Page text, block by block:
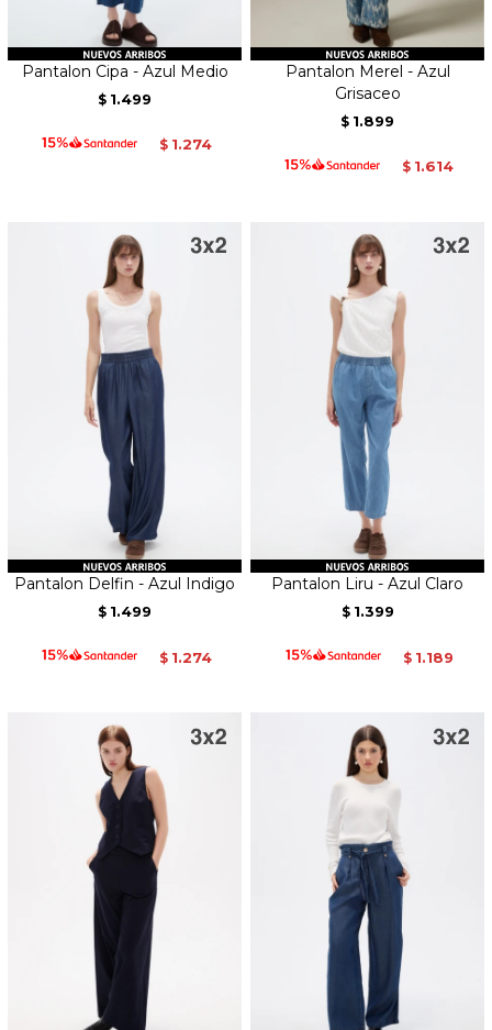
Pantalon Cipa - Azul Medio
$ 1.499
$ 1.274
Pantalon Merel - Azul
Grisaceo
$ 1.899
$ 1.614
Pantalon Delfin - Azul Indigo
$ 1.499
$ 1.274
Pantalon Liru - Azul Claro
$ 1.399
$ 1.189